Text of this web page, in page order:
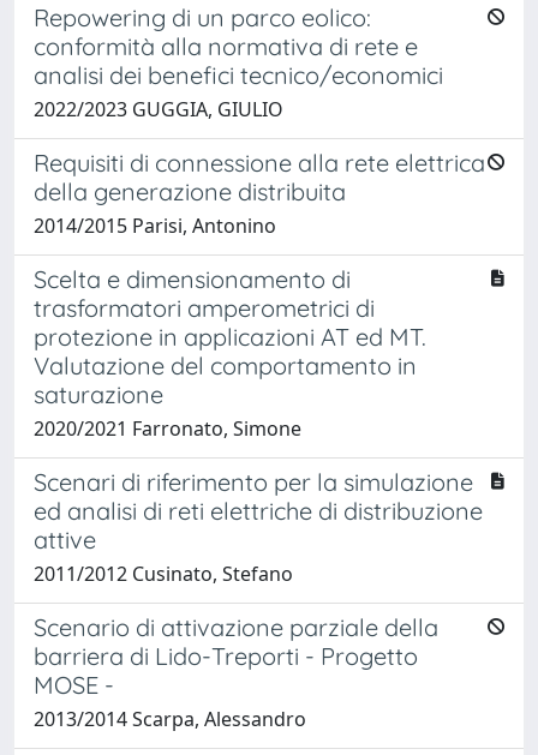
Repowering di un parco eolico:
conformità alla normativa di rete e
analisi dei benefici tecnico/economici
2022/2023 GUGGIA, GIULIO
Requisiti di connessione alla rete elettrica
della generazione distribuita
2014/2015 Parisi, Antonino
Scelta e dimensionamento di
trasformatori amperometrici di
protezione in applicazioni AT ed MT.
Valutazione del comportamento in
saturazione
2020/2021 Farronato, Simone
Scenari di riferimento per la simulazione
ed analisi di reti elettriche di distribuzione
attive
2011/2012 Cusinato, Stefano
Scenario di attivazione parziale della
barriera di Lido-Treporti - Progetto
MOSE -
2013/2014 Scarpa, Alessandro